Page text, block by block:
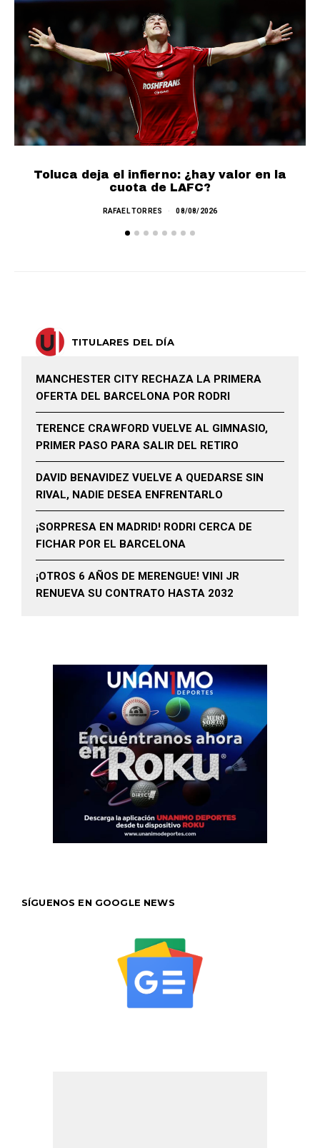
Toluca deja el infierno: ¿hay valor en la
cuota de LAFC?
RAFAEL TORRES 08/08/2026
TITULARES DEL DÍA
MANCHESTER CITY RECHAZA LA PRIMERA
OFERTA DEL BARCELONA POR RODRI
TERENCE CRAWFORD VUELVE AL GIMNASIO,
PRIMER PASO PARA SALIR DEL RETIRO
DAVID BENAVIDEZ VUELVE A QUEDARSE SIN
RIVAL, NADIE DESEA ENFRENTARLO
¡SORPRESA EN MADRID! RODRI CERCA DE
FICHAR POR EL BARCELONA
¡OTROS 6 AÑOS DE MERENGUE! VINI JR
RENUEVA SU CONTRATO HASTA 2032
SÍGUENOS EN GOOGLE NEWS